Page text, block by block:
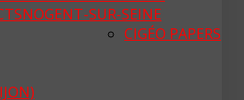
NOGENT-SUR-SEINE
CIGÉO PAPERS